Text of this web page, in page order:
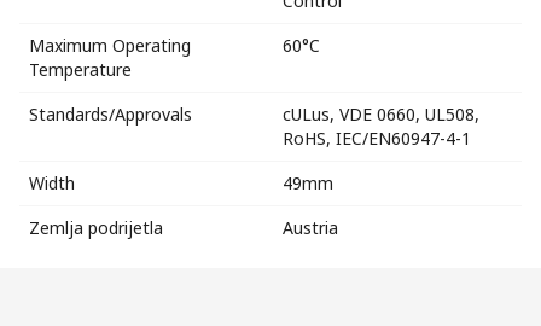
Maximum Operating
Temperature
60°C
Standards/Approvals
cULus, VDE 0660, UL508,
RoHS, IEC/EN60947-4-1
Width
49mm
Zemlja podrijetla
Austria